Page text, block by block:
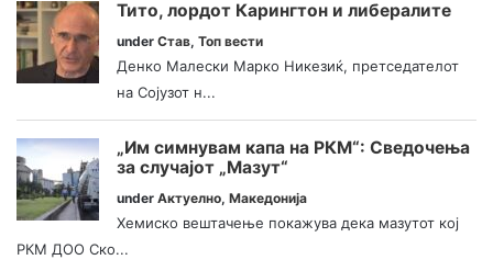
Тито, лордот Карингтон и либералите
under Став, Топ вести
Денко Малески Марко Никезиќ, претседателот
на Сојузот н...
„Им симнувам капа на РКМ“: Сведочења
за случајот „Мазут“
under Актуелно, Македонија
Хемиско вештачење покажува дека мазутот кој
РКМ ДОО Ско...